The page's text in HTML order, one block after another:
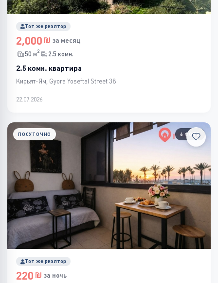
Тот же риэлтор
2,000
за месяц
50 м2 2.5 комн.
2.5 комн. квартира
Кирьят-Ям, Gyora Yoseftal Street 38
22.07.2026
6 ФОТО
ПОСУТОЧНО
Тот же риэлтор
220
за ночь